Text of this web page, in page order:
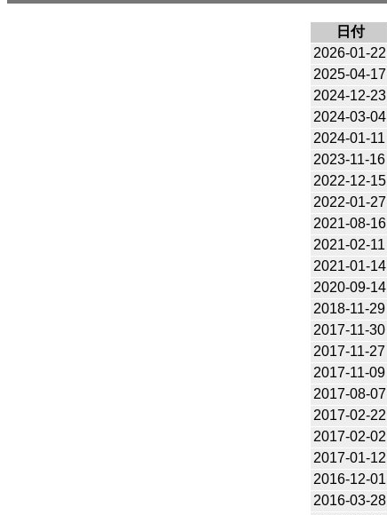
日付
2026-01-22
2025-04-17
2024-12-23
2024-03-04
2024-01-11
2023-11-16
2022-12-15
2022-01-27
2021-08-16
2021-02-11
2021-01-14
2020-09-14
2018-11-29
2017-11-30
2017-11-27
2017-11-09
2017-08-07
2017-02-22
2017-02-02
2017-01-12
2016-12-01
2016-03-28